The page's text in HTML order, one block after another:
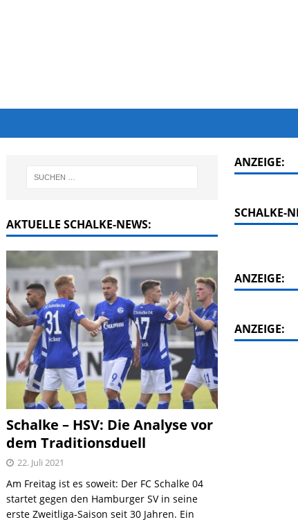
AKTUELLE SCHALKE-NEWS:
Schalke – HSV: Die Analyse vor
dem Traditionsduell
22. Juli 2021
Am Freitag ist es soweit: Der FC Schalke 04
startet gegen den Hamburger SV in seine
erste Zweitliga-Saison seit 30 Jahren. Ein
ANZEIGE:
SCHALKE-
ANZEIGE:
ANZEIGE: